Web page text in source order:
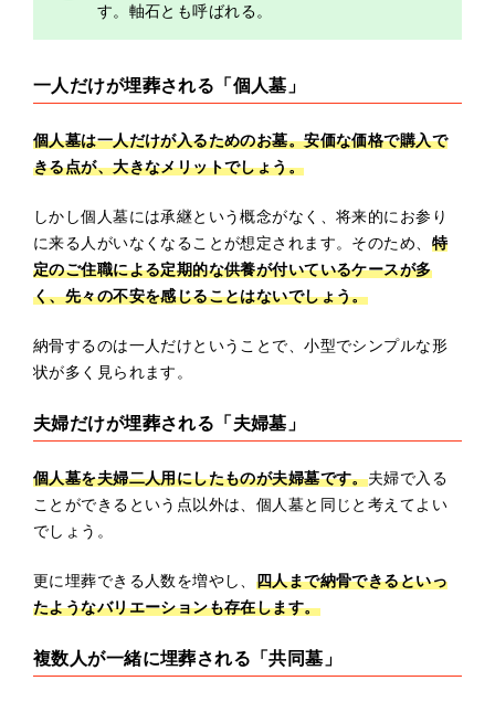
す。軸石とも呼ばれる。
一人だけが埋葬される「個人墓」
個人墓は一人だけが入るためのお墓。安価な価格で購入で
きる点が、大きなメリットでしょう。
しかし個人墓には承継という概念がなく、将来的にお参り
に来る人がいなくなることが想定されます。そのため、 特
定のご住職による定期的な供養が付いているケースが多
く、先々の不安を感じることはないでしょう。
納骨するのは一人だけということで、小型でシンプルな形
状が多く見られます。
夫婦だけが埋葬される「夫婦墓」
個人墓を夫婦二人用にしたものが夫婦墓です。夫婦で入る
ことができるという点以外は、個人墓と同じと考えてよい
でしょう。
更に埋葬できる人数を増やし、 四人まで納骨できるといっ
たようなバリエーションも存在します。
複数人が一緒に埋葬される「共同墓」